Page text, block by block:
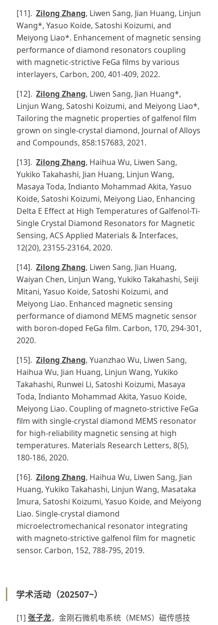
[11]. Zilong Zhang, Liwen Sang, Jian Huang, Linjun
Wang*, Yasuo Koide, Satoshi Koizumi, and
Meiyong Liao*. Enhancement of magnetic sensing
performance of diamond resonators coupling
with magnetic-strictive FeGa films by various
interlayers, Carbon, 200, 401-409, 2022.
[12]. Zilong Zhang, Liwen Sang, Jian Huang*,
Linjun Wang, Satoshi Koizumi, and Meiyong Liao*,
Tailoring the magnetic properties of galfenol film
grown on single-crystal diamond, Journal of Alloys
and Compounds, 858:157683, 2021.
[13]. Zilong Zhang, Haihua Wu, Liwen Sang,
Yukiko Takahashi, Jian Huang, Linjun Wang,
Masaya Toda, Indianto Mohammad Akita, Yasuo
Koide, Satoshi Koizumi, Meiyong Liao, Enhancing
Delta E Effect at High Temperatures of Galfenol-Ti-
Single Crystal Diamond Resonators for Magnetic
Sensing, ACS Applied Materials & Interfaces,
12(20), 23155-23164, 2020.
[14]. Zilong Zhang, Liwen Sang, Jian Huang,
Waiyan Chen, Linjun Wang, Yukiko Takahashi, Seiji
Mitani, Yasuo Koide, Satoshi Koizumi, and
Meiyong Liao. Enhanced magnetic sensing
performance of diamond MEMS magnetic sensor
with boron-doped FeGa film. Carbon, 170, 294-301,
2020.
[15]. Zilong Zhang, Yuanzhao Wu, Liwen Sang,
Haihua Wu, Jian Huang, Linjun Wang, Yukiko
Takahashi, Runwei Li, Satoshi Koizumi, Masaya
Toda, Indianto Mohammad Akita, Yasuo Koide,
Meiyong Liao. Coupling of magneto-strictive FeGa
film with single-crystal diamond MEMS resonator
for high-reliability magnetic sensing at high
temperatures. Materials Research Letters, 8(5),
180-186, 2020.
[16]. Zilong Zhang, Haihua Wu, Liwen Sang, Jian
Huang, Yukiko Takahashi, Linjun Wang, Masataka
Imura, Satoshi Koizumi, Yasuo Koide, and Meiyong
Liao. Single-crystal diamond
microelectromechanical resonator integrating
with magneto-strictive galfenol film for magnetic
sensor. Carbon, 152, 788-795, 2019.
学术活动（202507~）
[1] 张子龙，金刚石微机电系统（MEMS）磁传感技